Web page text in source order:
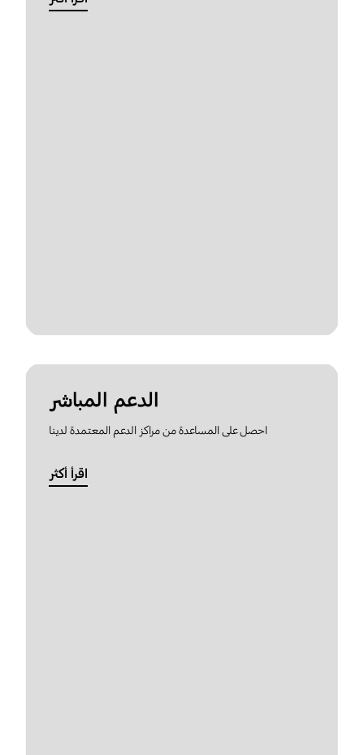
الدعم المباشر
احصل على المساعدة من مراكز الدعم المعتمدة لدينا
اقرأ أكثر